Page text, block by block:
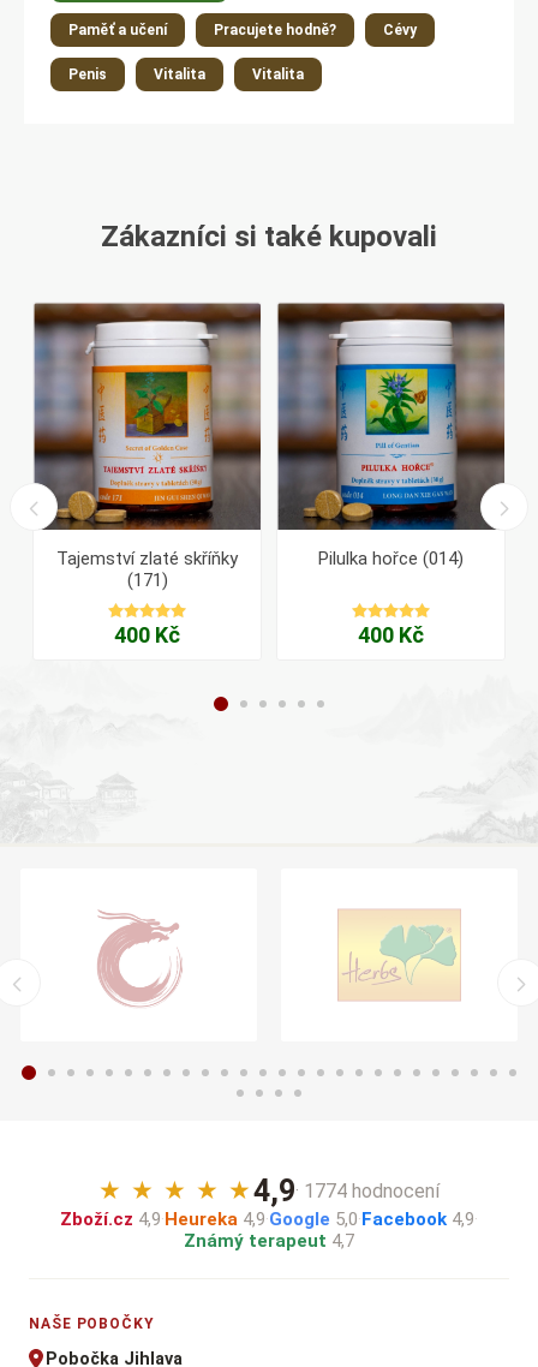
Paměť a učení Pracujete hodně? Cévy
Penis Vitalita Vitalita
Zákazníci si také kupovali
Tajemství zlaté skříňky
(171)
400 Kč
Pilulka hořce (014)
400 Kč
★ ★ ★ ★ ★4,9· 1774 hodnocení
Zboží.cz 4,9·Heureka 4,9·Google 5,0·Facebook 4,9·
Známý terapeut 4,7
NAŠE POBOČKY
Pobočka Jihlava